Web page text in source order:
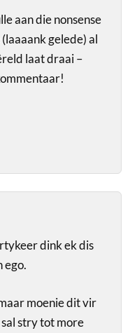
aan die nonsense
gelede) al
laat draai –
dink ek dis
ego.
moenie dit vir
stry tot more